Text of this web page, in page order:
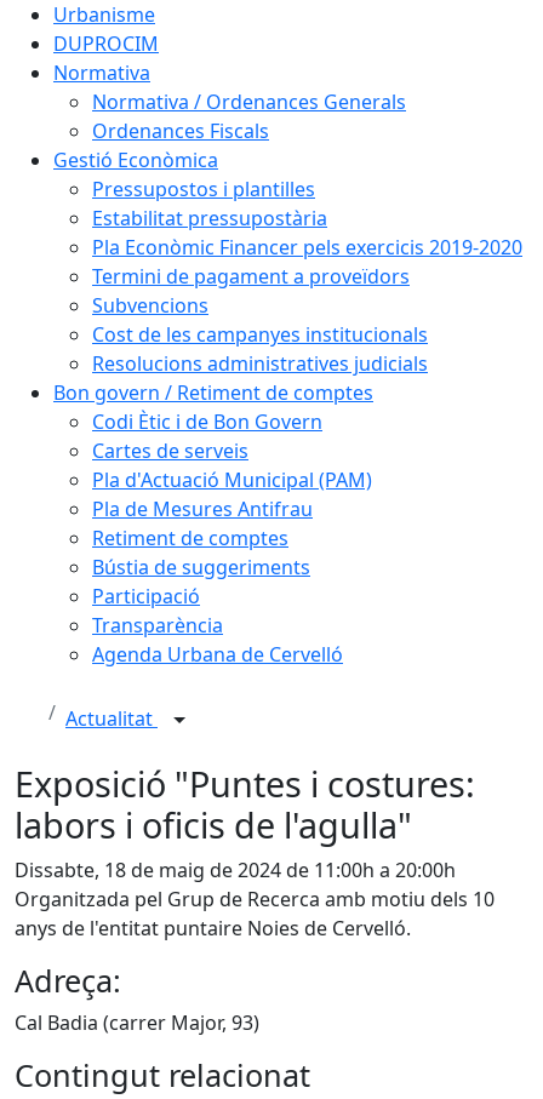
Urbanisme
DUPROCIM
Normativa
Normativa / Ordenances Generals
Ordenances Fiscals
Gestió Econòmica
Pressupostos i plantilles
Estabilitat pressupostària
Pla Econòmic Financer pels exercicis 2019-2020
Termini de pagament a proveïdors
Subvencions
Cost de les campanyes institucionals
Resolucions administratives judicials
Bon govern / Retiment de comptes
Codi Ètic i de Bon Govern
Cartes de serveis
Pla d'Actuació Municipal (PAM)
Pla de Mesures Antifrau
Retiment de comptes
Bústia de suggeriments
Participació
Transparència
Agenda Urbana de Cervelló
Actualitat
Exposició "Puntes i costures:
labors i oficis de l'agulla"
Dissabte, 18 de maig de 2024 de 11:00h a 20:00h
Organitzada pel Grup de Recerca amb motiu dels 10
anys de l'entitat puntaire Noies de Cervelló.
Adreça:
Cal Badia (carrer Major, 93)
Contingut relacionat